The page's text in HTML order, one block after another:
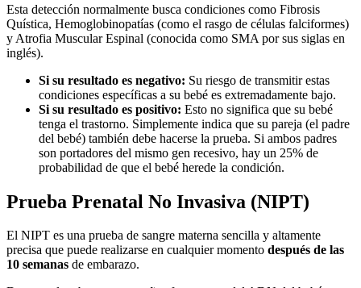
Esta detección normalmente busca condiciones como Fibrosis
Quística, Hemoglobinopatías (como el rasgo de células falciformes)
y Atrofia Muscular Espinal (conocida como SMA por sus siglas en
inglés).
Si su resultado es negativo: Su riesgo de transmitir estas
condiciones específicas a su bebé es extremadamente bajo.
Si su resultado es positivo: Esto no significa que su bebé
tenga el trastorno. Simplemente indica que su pareja (el padre
del bebé) también debe hacerse la prueba. Si ambos padres
son portadores del mismo gen recesivo, hay un 25% de
probabilidad de que el bebé herede la condición.
Prueba Prenatal No Invasiva (NIPT)
El NIPT es una prueba de sangre materna sencilla y altamente
precisa que puede realizarse en cualquier momento después de las
10 semanas de embarazo.